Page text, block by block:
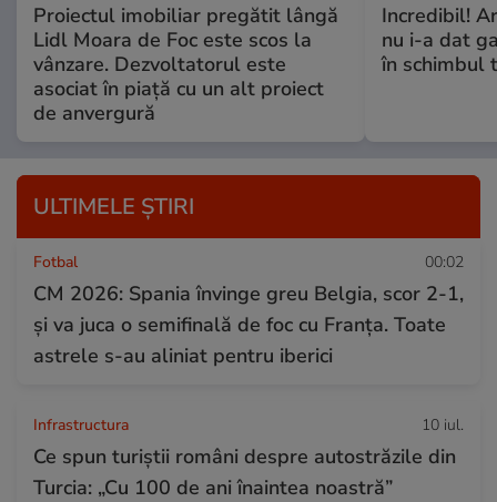
Proiectul imobiliar pregătit lângă
Lidl Moara de Foc este scos la
vânzare. Dezvoltatorul este
asociat în piață cu un alt proiect
de anvergură
Incredibil!
nu i-a dat
în schimbul
ULTIMELE ȘTIRI
Fotbal 00:02
CM 2026: Spania învinge greu Belgia, scor 2-1,
și va juca o semifinală de foc cu Franța. Toate
astrele s-au aliniat pentru iberici
Infrastructura 10 iul.
Ce spun turiștii români despre autostrăzile din
Turcia: „Cu 100 de ani înaintea noastră”